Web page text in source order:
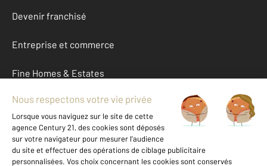
Devenir franchisé
Entreprise et commerce
Fine Homes & Estates
À propos
International
Nous contacter